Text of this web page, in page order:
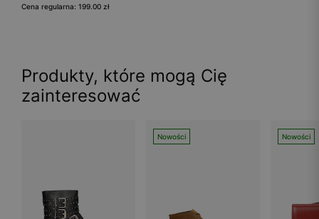
Cena regularna: 199.00 zł
Produkty, które mogą Cię
zainteresować
Nowości Nowości